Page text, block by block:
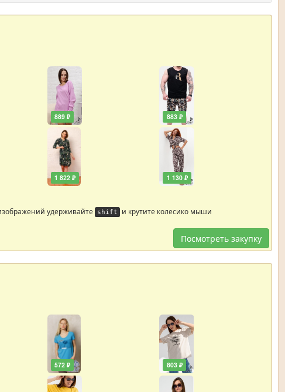
889 ₽
1 822 ₽
883 ₽
1 130 ₽
удерживайте shift и крутите колесико мыши
Посмотреть закупку
572 ₽ 803 ₽